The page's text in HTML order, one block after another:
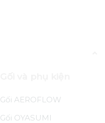
Gối AEROFLOW
Gối OYASUMI